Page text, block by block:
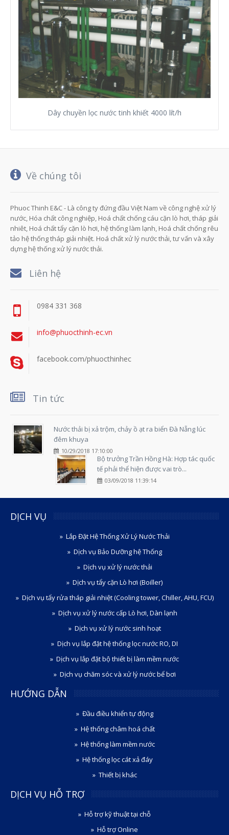
Dây chuyền lọc nước tinh khiết 4000 lít/h
Về chúng tôi
Phuoc Thinh E&C - Là công ty đứng đầu Việt Nam về công nghệ xử lý
nước, Hóa chất công nghiệp, Hoá chất chống cáu cặn lò hơi, tháp giải
nhiêt, Hoá chất tẩy cặn lò hơi, hệ thống làm lạnh, Hoá chất chống rêu
tảo hệ thống tháp giải nhiệt. Hoá chất xử lý nước thải, tư vấn và xây
dựng hệ thống xử lý nước thải.
Liên hệ
0984 331 368
info@phuocthinh-ec.vn
facebook.com/phuocthinhec
Tin tức
Nước thải bị xả trộm, chảy ồ ạt ra biển Đà Nẵng lúc
đêm khuya
10/29/2018 17:10:00
Bộ trưởng Trần Hồng Hà: Hợp tác quốc
tế phải thể hiện được vai trò...
03/09/2018 11:39:14
DỊCH VỤ
Lắp Đặt Hệ Thống Xử Lý Nước Thải
Dịch vụ Bảo Dưỡng hệ Thống
Dịch vụ xử lý nước thải
Dịch vụ tẩy cặn Lò hơi (Boiller)
Dịch vụ tẩy rửa tháp giải nhiệt (Cooling tower, Chiller, AHU, FCU)
Dịch vụ xử lý nước cấp Lò hơi, Dàn lạnh
Dịch vụ xử lý nước sinh hoạt
Dịch vụ lắp đặt hệ thống lọc nước RO, DI
Dịch vụ lắp đặt bộ thiết bị làm mềm nước
Dịch vụ chăm sóc và xử lý nước bể bơi
HƯỚNG DẪN
Đầu điều khiển tự động
Hệ thống châm hoá chất
Hệ thống làm mềm nước
Hệ thống lọc cát xả đáy
Thiết bị khác
DỊCH VỤ HỖ TRỢ
Hỗ trợ kỹ thuật tại chỗ
Hỗ trợ Online